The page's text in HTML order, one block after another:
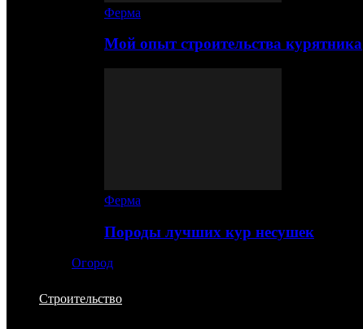
Ферма
Мой опыт строительства курятника
Ферма
Породы лучших кур несушек
Огород
Строительство